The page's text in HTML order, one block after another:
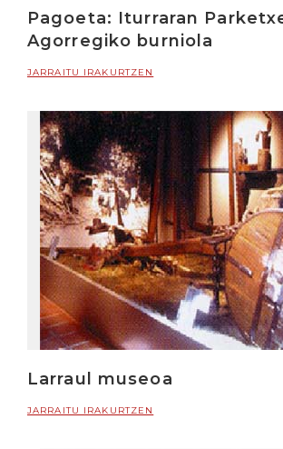
Pagoeta: Iturraran
Agorregiko burniola
JARRAITU IRAKURTZEN
Larraul museoa
JARRAITU IRAKURTZEN